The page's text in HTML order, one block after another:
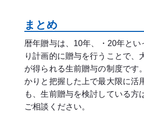
まとめ
暦年贈与は、10年、・20年とい
り計画的に贈与を行うことで、
が得られる生前贈与の制度です
かりと把握した上で最大限に活
も、生前贈与を検討している方
ご相談ください。